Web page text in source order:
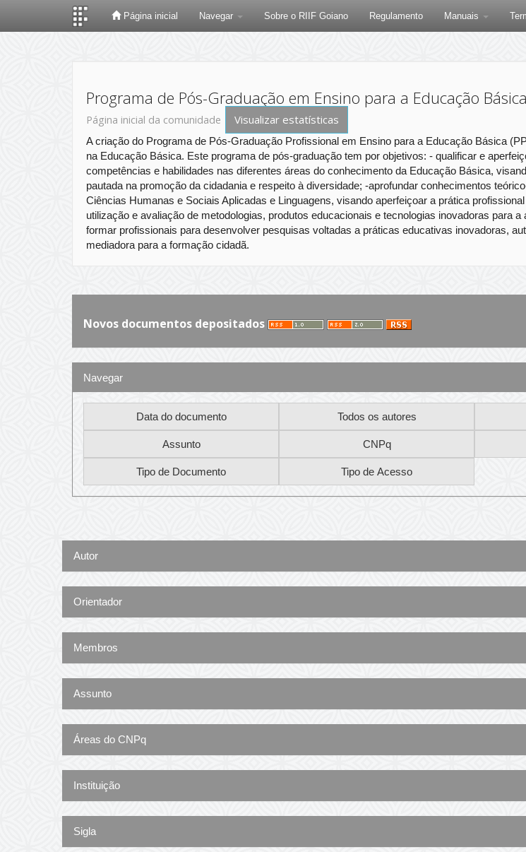
Página inicial Navegar Sobre o RIIF Goiano Regulamento Manuais
Programa de Pós-Graduação em Ensino para a Educação
Página inicial da comunidade Visualizar estatísticas
A criação do Programa de Pós-Graduação Profissional em Ensino para a Educação Básica
na Educação Básica. Este programa de pós-graduação tem por objetivos: - qualificar e
competências e habilidades nas diferentes áreas do conhecimento da Educação Básica,
pautada na promoção da cidadania e respeito à diversidade; -aprofundar conhecimentos
Ciências Humanas e Sociais Aplicadas e Linguagens, visando aperfeiçoar a prática
utilização e avaliação de metodologias, produtos educacionais e tecnologias inovadoras para
formar profissionais para desenvolver pesquisas voltadas a práticas educativas inovadoras,
mediadora para a formação cidadã.
Novos documentos depositados
Navegar
Autor
Orientador
Membros
Assunto
Áreas do CNPq
Instituição
Sigla